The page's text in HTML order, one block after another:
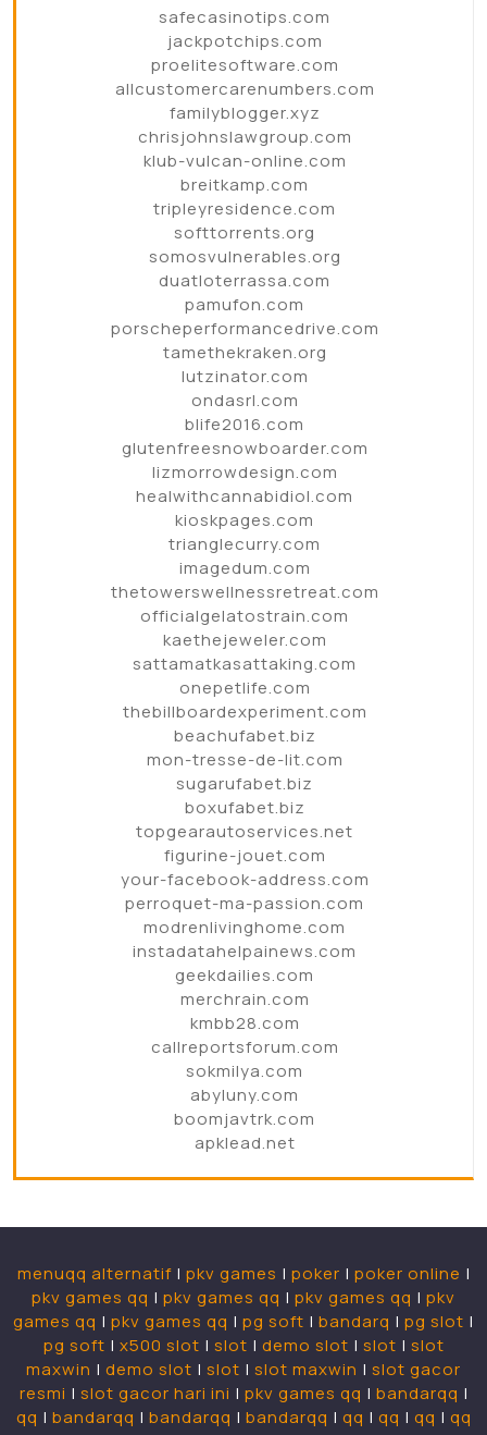
safecasinotips.com
jackpotchips.com
proelitesoftware.com
allcustomercarenumbers.com
familyblogger.xyz
chrisjohnslawgroup.com
klub-vulcan-online.com
breitkamp.com
tripleyresidence.com
softtorrents.org
somosvulnerables.org
duatloterrassa.com
pamufon.com
porscheperformancedrive.com
tamethekraken.org
lutzinator.com
ondasrl.com
blife2016.com
glutenfreesnowboarder.com
lizmorrowdesign.com
healwithcannabidiol.com
kioskpages.com
trianglecurry.com
imagedum.com
thetowerswellnessretreat.com
officialgelatostrain.com
kaethejeweler.com
sattamatkasattaking.com
onepetlife.com
thebillboardexperiment.com
beachufabet.biz
mon-tresse-de-lit.com
sugarufabet.biz
boxufabet.biz
topgearautoservices.net
figurine-jouet.com
your-facebook-address.com
perroquet-ma-passion.com
modrenlivinghome.com
instadatahelpainews.com
geekdailies.com
merchrain.com
kmbb28.com
callreportsforum.com
sokmilya.com
abyluny.com
boomjavtrk.com
apklead.net
menuqq alternatif| pkv games | poker | poker online |
pkv games qq | pkv games qq | pkv games qq | pkv
games qq | pkv games qq | pg soft | bandarq | pg slot |
pg soft | x500 slot | slot | demo slot | slot | slot
maxwin | demo slot | slot | slot maxwin | slot gacor
resmi | slot gacor hari ini | pkv games qq | bandarqq |
qq | bandarqq | bandarqq | bandarqq | qq | qq | qq | qq